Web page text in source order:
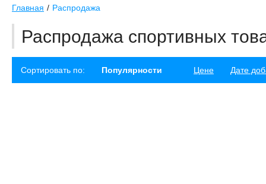
Аксессуары для скейтбордов
Зимние спортивные товары
Главная Распродажа
Распродажа спортивных
Сортировать по: Популярности Цене Дате